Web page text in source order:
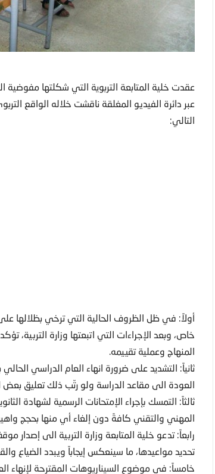
عقدت خلية المتابعة التربوية التي شكلتها مفوضية
عبر دائرة الفيديو المغلقة ناقشت خلاله الواقع
التالي:
أولاً: في ظل الظروف الحالية التي ترخي بظلالها
خاص، وبعد الإجراءات التي اتبعتها وزارة التربية،
المنهاج وعملية تقييمه.
ثانياً: التشديد على ضرورة انهاء العام الدراسي
العودة الى مقاعد الدراسة ولو رتّب ذلك تعليق بعض
ثالثاً: التمسك بإجراء الإمتحانات الرسمية لشهادة
المهني والتقني كافةً دون إلغاء أي منها بحجج
رابعاً: تدعو خلية المتابعة وزارة التربية الى
تحديد مواعيدها، ما سينعكس إيجاباً ويبدد الضياع
خامساً: في موضوع السيناريوهات المقترحة لإنهاء